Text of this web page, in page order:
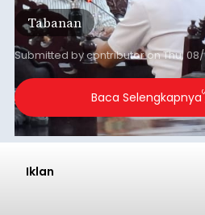
Tabanan
Submitted bycontributoronThu,
Baca Selengkapnya
Iklan